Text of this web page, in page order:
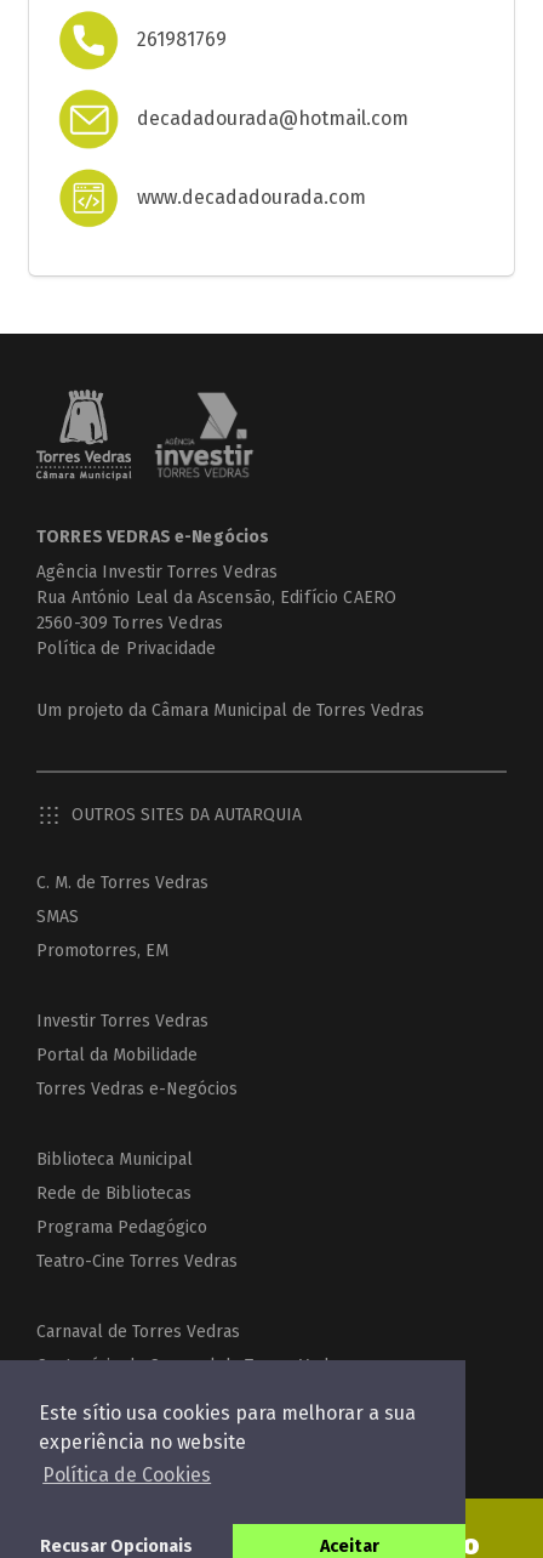
Este sítio usa cookies para melhorar a sua
experiência no website
Política de Cookies
Recusar Opcionais Aceitar
261981769
decadadourada@hotmail.com
www.decadadourada.com
Enviar pedido de orçamento
TORRES VEDRAS e-Negócios
Agência Investir Torres Vedras
Rua António Leal da Ascensão, Edifício CAERO
2560-309 Torres Vedras
Política de Privacidade
Um projeto da Câmara Municipal de Torres Vedras
OUTROS SITES DA AUTARQUIA
C. M. de Torres Vedras
SMAS
Promotorres, EM
Investir Torres Vedras
Portal da Mobilidade
Torres Vedras e-Negócios
Biblioteca Municipal
Rede de Bibliotecas
Programa Pedagógico
Teatro-Cine Torres Vedras
Carnaval de Torres Vedras
Centenário do Carnaval de Torres Vedras
Festas de Torres Vedras
Acordeões do Mundo